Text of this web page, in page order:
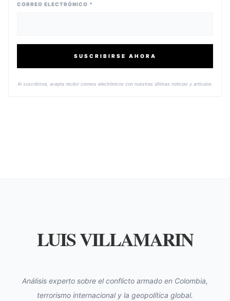
CORREO ELECTRÓNICO *
SUSCRIBIRSE AHORA
Al suscribirse, acepta recibir correos electrónicos con nuestras últimas noticias y artículos.
LUIS VILLAMARIN
Análisis experto sobre el conflicto armado en Colombia,
terrorismo internacional y la geopolítica global.